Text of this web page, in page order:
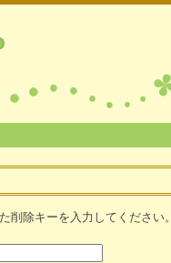
削除キーを入力してください。